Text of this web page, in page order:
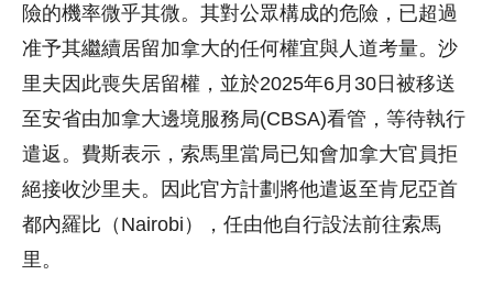
險的機率微乎其微。其對公眾構成的危險，已超過
准予其繼續居留加拿大的任何權宜與人道考量。沙
里夫因此喪失居留權，並於2025年6月30日被移送
至安省由加拿大邊境服務局(CBSA)看管，等待執行
遣返。費斯表示，索馬里當局已知會加拿大官員拒
絕接收沙里夫。因此官方計劃將他遣返至肯尼亞首
都內羅比（Nairobi），任由他自行設法前往索馬
里。